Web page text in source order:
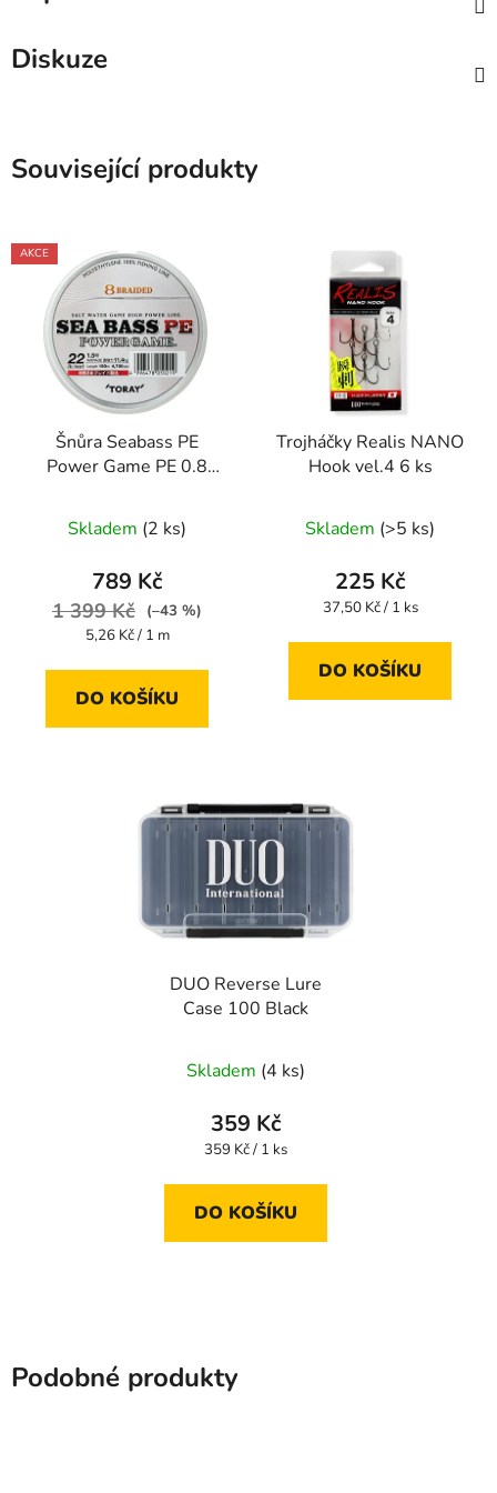
Diskuze
Související produkty
AKCE
Šnůra Seabass PE
Power Game PE 0.8
Skladem (2 ks)
789 Kč
1 399 Kč
(–43 %)
Měrná
5,26 Kč / 1 m
DO KOŠÍKU
Trojháčky Realis NANO
Hook vel.4 6 ks
Skladem (>5 ks)
225 Kč
Měrná
37,50 Kč / 1 ks
DO KOŠÍKU
DUO Reverse Lure
Case 100 Black
Skladem (4 ks)
359 Kč
Měrná
359 Kč / 1 ks
DO KOŠÍKU
Podobné produkty